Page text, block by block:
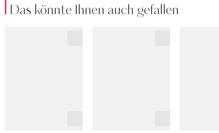
Das könnte Ihnen auch gefallen